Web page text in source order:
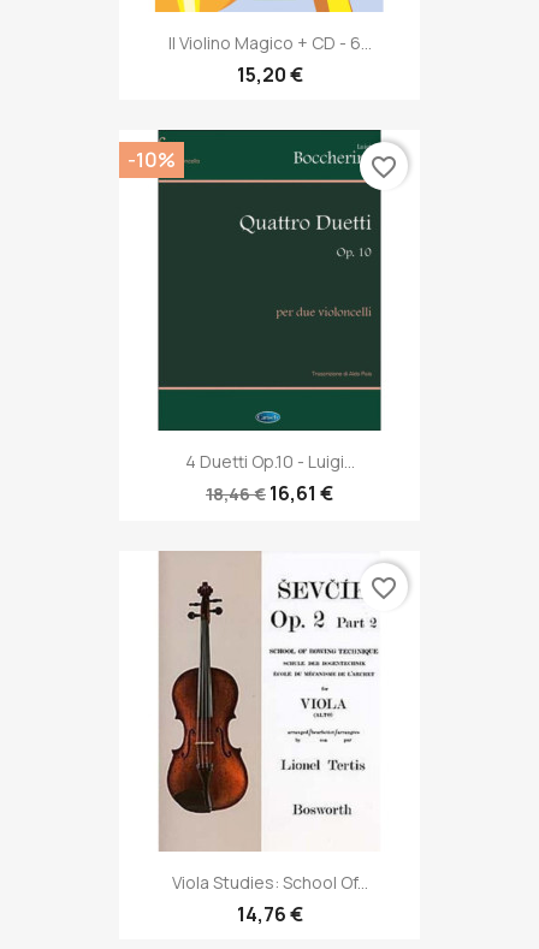
Il Violino Magico + CD - 6...
15,20 €
4 Duetti Op.10 - Luigi...
18,46 € 16,61 €
-10% favorite_border
Viola Studies: School Of...
14,76 €
favorite_border